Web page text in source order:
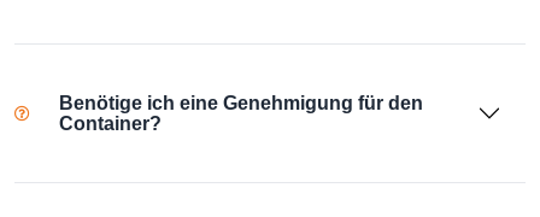
Benötige ich eine Genehmigung für den
Container?